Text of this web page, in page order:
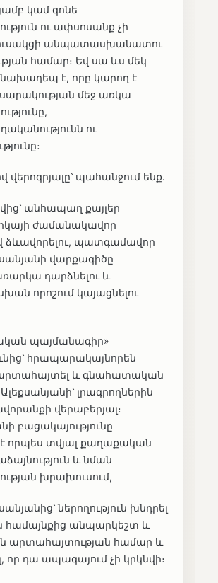
կամ գոնե
ու ափսոսանք չի
անպատասխանատու
համար։ Եվ սա ևս մեկ
է, որը կարող է
մեջ առկա
ու
վերոգրյալը՝ պահանջում ենք․
անհապաղ քայլեր
ժամանակավոր
ձևավորելու, պատգամավոր
վարքագիծը
դարձնելու և
որոշում կայացնելու
պայմանագիր»
հրապարակայնորեն
արտահայտել և գնահատական
լրագրողներին
վերաբերյալ։
բացակայությունը
է որպես տվյալ քաղաքական
և նման
խրախուսում,
ներողություն խնդրել
համայնքից անպարկեշտ և
արտահայտության համար և
որ դա ապագայում չի կրկնվի։